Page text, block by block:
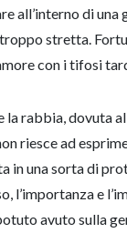
all’interno di una
stretta.
con i tifosi
la rabbia, dovuta
riesce ad
in una sorta di
l’importanza e
avuto sulla